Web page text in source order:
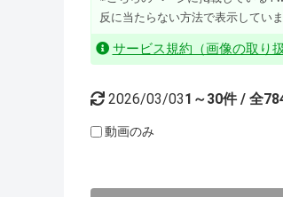
反に当たらない方法で表示してい
サービス規約（画像の取り
2026/03/031～30件 / 全
動画のみ